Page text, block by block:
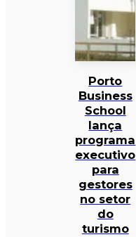
Porto
Business
School
lança
programa
executivo
para
gestores
no setor
do
turismo